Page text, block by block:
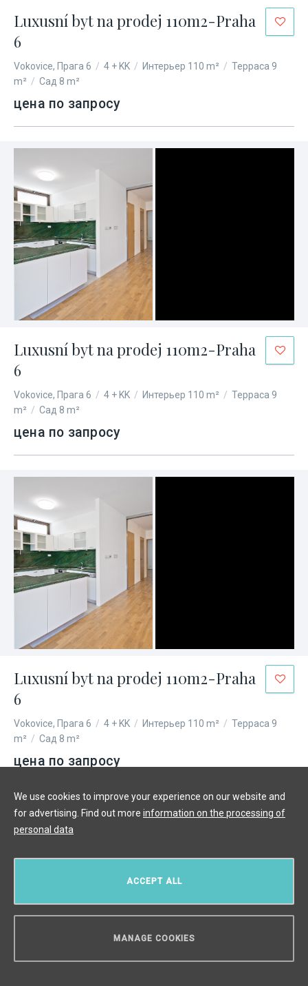
Luxusní byt na prodej 110m2-Praha
6
Vokovice, Прага 6 / 4 + KK / Интерьер 110 m² / Терраса 9
m² / Сад 8 m²
цена по запросу
Luxusní byt na prodej 110m2-Praha
6
Vokovice, Прага 6 / 4 + KK / Интерьер 110 m² / Терраса 9
m² / Сад 8 m²
цена по запросу
Luxusní byt na prodej 110m2-Praha
6
Vokovice, Прага 6 / 4 + KK / Интерьер 110 m² / Терраса 9
m² / Сад 8 m²
цена по запросу
ACCEPT ALL
MANAGE COOKIES
We use cookies to improve your experience on our website and
for advertising. Find out more information on the processing of
personal data